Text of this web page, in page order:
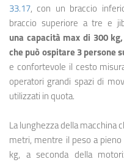
33.17, con un braccio
braccio superiore a tre e
una capacità max di 300 kg,
che può ospitare 3 persone
e confortevole il cesto
operatori grandi spazi di
utilizzati in quota.
La lunghezza della macchina
metri, mentre il peso a
kg, a seconda della